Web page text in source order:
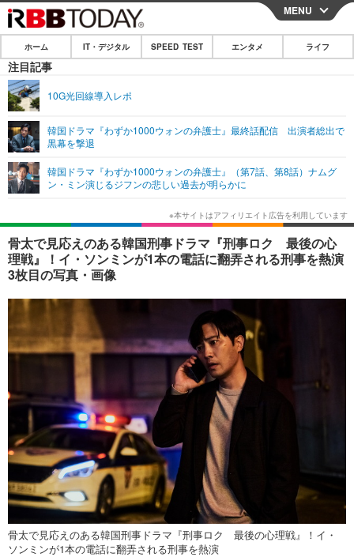
CLOSE
ホーム
IT・デジタル
ネタ
ショッピング その他
SPEED TEST
エンタメ
エンタメTOP 映画・ドラマ
韓国・芸能
音楽 スポーツ
グラビア
ショッピング
ライフ
ライフTOP グルメ
ペット ショッピング
その他
リリース一覧
プッシュ通知の停止方法
MENU
ホーム IT・デジタル SPEED TEST エンタメ ライフ
注目記事
10G光回線導入レポ
韓国ドラマ『わずか1000ウォンの弁護士』最終話配信 出演者総出で
黒幕を撃退
韓国ドラマ『わずか1000ウォンの弁護士』（第7話、第8話）ナムグ
ン・ミン演じるジフンの悲しい過去が明らかに
骨太で見応えのある韓国刑事ドラマ『刑事ロク 最後の心
理戦』！イ・ソンミンが1本の電話に翻弄される刑事を熱演
3枚目の写真・画像
骨太で見応えのある韓国刑事ドラマ『刑事ロク 最後の心理戦』！イ・
ソンミンが1本の電話に翻弄される刑事を熱演